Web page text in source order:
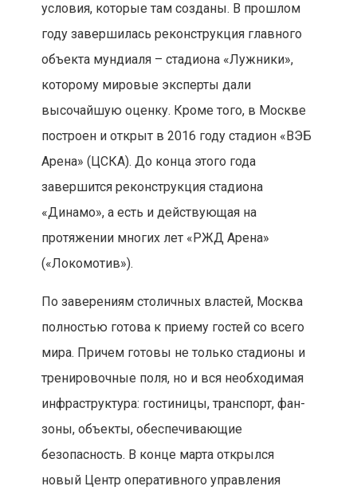
условия, которые там созданы. В прошлом
году завершилась реконструкция главного
объекта мундиаля – стадиона «Лужники»,
которому мировые эксперты дали
высочайшую оценку. Кроме того, в Москве
построен и открыт в 2016 году стадион «ВЭБ
Арена» (ЦСКА). До конца этого года
завершится реконструкция стадиона
«Динамо», а есть и действующая на
протяжении многих лет «РЖД Арена»
(«Локомотив»).
По заверениям столичных властей, Москва
полностью готова к приему гостей со всего
мира. Причем готовы не только стадионы и
тренировочные поля, но и вся необходимая
инфраструктура: гостиницы, транспорт, фан-
зоны, объекты, обеспечивающие
безопасность. В конце марта открылся
новый Центр оперативного управления